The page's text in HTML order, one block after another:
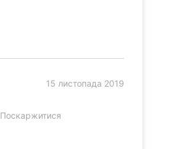
15 листопада 2019
Поскаржитися